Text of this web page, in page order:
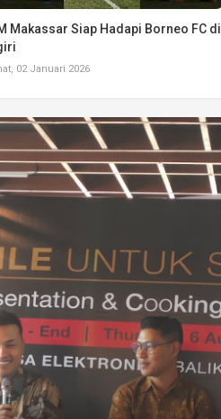
Makassar Siap Hadapi Borneo FC di
02 Januari 2026